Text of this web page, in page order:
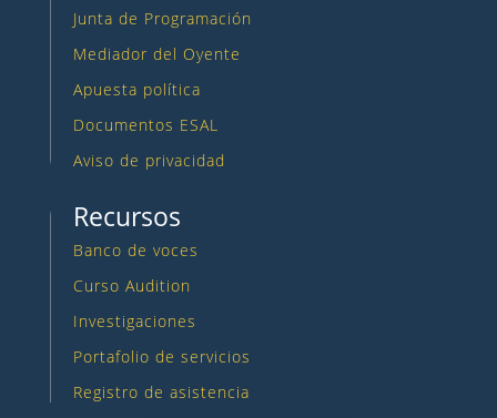
Junta de Programación
Mediador del Oyente
Apuesta política
Documentos ESAL
Aviso de privacidad
Recursos
Banco de voces
Curso Audition
Investigaciones
Portafolio de servicios
Registro de asistencia